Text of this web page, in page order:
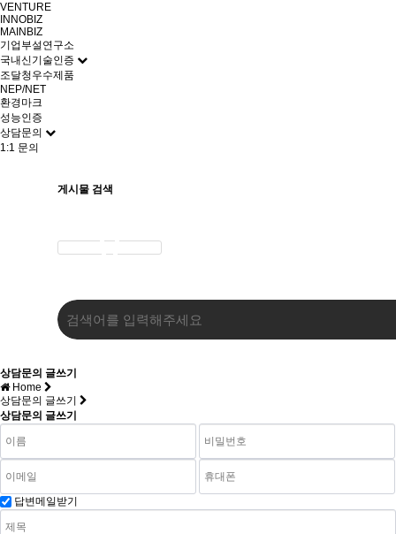
VENTURE
INNOBIZ
MAINBIZ
기업부설연구소
국내신기술인증
조달청우수제품
NEP/NET
환경마크
성능인증
상담문의
1:1 문의
게시물 검색
상담문의 글쓰기
Home
상담문의 글쓰기
상담문의 글쓰기
답변메일받기